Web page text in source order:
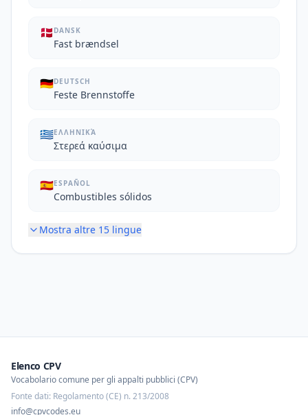
🇩🇰 DANSK
Fast brændsel
🇩🇪DEUTSCH
Feste Brennstoffe
🇬🇷ΕΛΛΗΝΙΚΆ
Στερεά καύσιμα
🇪🇸ESPAÑOL
Combustibles sólidos
Mostra altre 15 lingue
Elenco CPV
Vocabolario comune per gli appalti pubblici (CPV)
Fonte dati: Regolamento (CE) n. 213/2008
info@cpvcodes.eu